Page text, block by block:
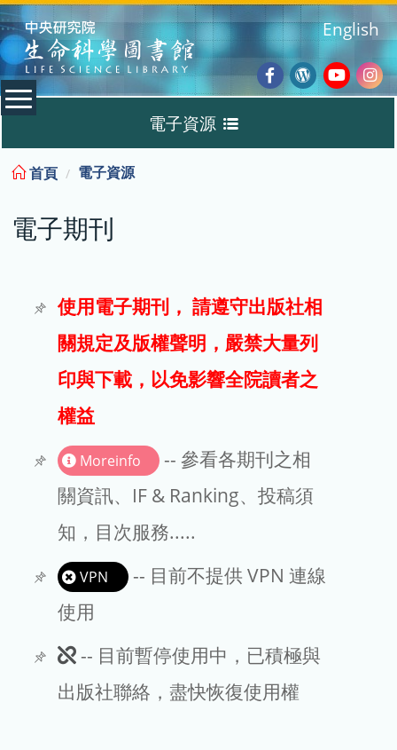
:::
Facebook
Wordpress
English
電子資源
電子期刊
試用
文章處理費
EndNote
首頁 電子資源
電子期刊
使用電子期刊， 請遵守出版社相
關規定及版權聲明，嚴禁大量列
印與下載，以免影響全院讀者之
權益
Moreinfo
-- 參看各期刊之相
關資訊、IF & Ranking、投稿須
知，目次服務.....
VPN
-- 目前不提供 VPN 連線
使用
此
期
-- 目前暫停使用中，已積極與
出版社聯絡，盡快恢復使用權